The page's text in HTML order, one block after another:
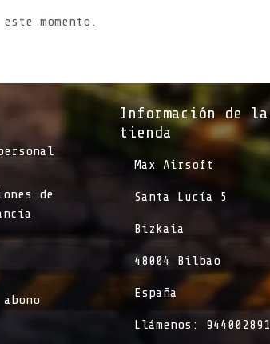
momento.
Información de la
tienda​
​Max Airsoft
​Santa Lucía 5
​Bizkaia
​48004 Bilbao
​España
​Llámenos: 944002891
de